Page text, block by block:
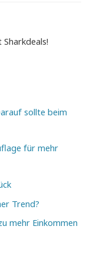
sollte beim
für mehr
Trend?
mehr Einkommen